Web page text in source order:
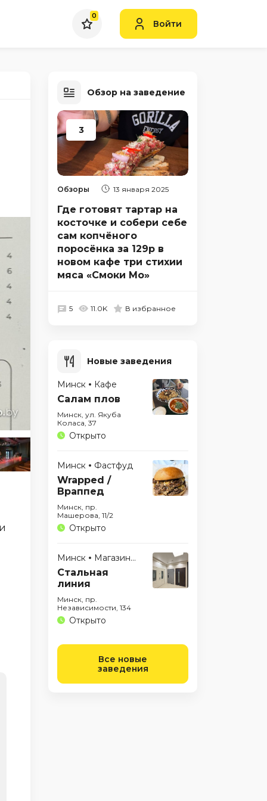
0
Войти
Обзор на заведение
3
Обзоры 13 января 2025
Где готовят тартар на
косточке и собери себе
сам копчёного
поросёнка за 129р в
новом кафе три стихии
мяса «Смоки Мо»
5 11.0K В избранное
Новые заведения
Минск Кафе
Салам плов
Минск, ул. Якуба
Коласа, 37
Открыто
Минск Фастфуд
Wrapped /
Враппед
Минск, пр.
Машерова, 11/2
Открыто
Минск Магазины
Стальная
линия
Минск, пр.
Независимости, 134
Открыто
Все новые
заведения